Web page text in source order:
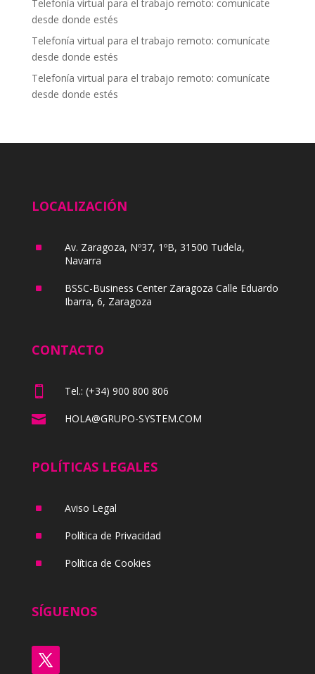
Telefonía virtual para el trabajo remoto: comunícate
desde donde estés
Telefonía virtual para el trabajo remoto: comunícate
desde donde estés
Telefonía virtual para el trabajo remoto: comunícate
desde donde estés
LOCALIZACIÓN
^
Av. Zaragoza, Nº37, 1ºB, 31500 Tudela,
Navarra
^
BSSC-Business Center Zaragoza Calle Eduardo
Ibarra, 6, Zaragoza
CONTACTO
 Tel.: (+34) 900 800 806
 HOLA@GRUPO-SYSTEM.COM
POLÍTICAS LEGALES
^ Aviso Legal
^ Política de Privacidad
^ Política de Cookies
SÍGUENOS